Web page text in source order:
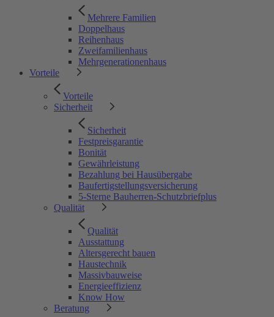
Mehrere Familien
Doppelhaus
Reihenhaus
Zweifamilienhaus
Mehrgenerationenhaus
Vorteile
Vorteile
Sicherheit
Sicherheit
Festpreisgarantie
Bonität
Gewährleistung
Bezahlung bei Hausübergabe
Baufertigstellungsversicherung
5-Sterne Bauherren-Schutzbriefplus
Qualität
Qualität
Ausstattung
Altersgerecht bauen
Haustechnik
Massivbauweise
Energieeffizienz
Know How
Beratung